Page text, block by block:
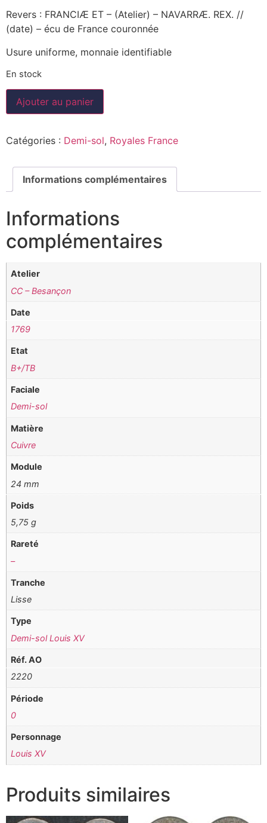
Revers : FRANCIÆ ET – (Atelier) – NAVARRÆ. REX. //
(date) – écu de France couronnée
Usure uniforme, monnaie identifiable
En stock
Ajouter au panier
Catégories : Demi-sol, Royales France
Informations complémentaires
Informations
complémentaires
Atelier
CC – Besançon
Date
1769
Etat
B+/TB
Faciale
Demi-sol
Matière
Cuivre
Module
24 mm
Poids
5,75 g
Rareté
–
Tranche
Lisse
Type
Demi-sol Louis XV
Réf. AO
2220
Période
0
Personnage
Louis XV
Produits similaires